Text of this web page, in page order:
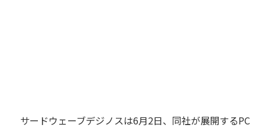
サードウェーブデジノスは6月2日、同社が展開するPC